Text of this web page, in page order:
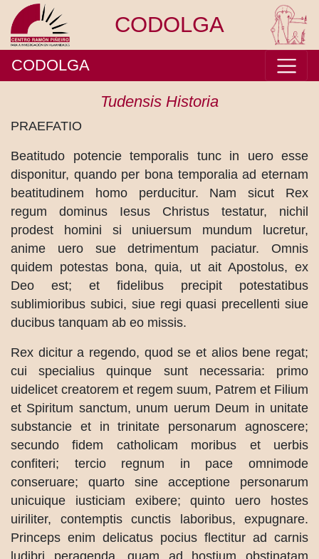
CODOLGA
CODOLGA
Tudensis Historia
PRAEFATIO
Beatitudo potencie temporalis tunc in uero esse
disponitur, quando per bona temporalia ad eternam
beatitudinem homo perducitur. Nam sicut Rex
regum dominus Iesus Christus testatur, nichil
prodest homini si uniuersum mundum lucretur,
anime uero sue detrimentum paciatur. Omnis
quidem potestas bona, quia, ut ait Apostolus, ex
Deo est; et fidelibus precipit potestatibus
sublimioribus subici, siue regi quasi precellenti siue
ducibus tanquam ab eo missis.
Rex dicitur a regendo, quod se et alios bene regat;
cui specialius quinque sunt necessaria: primo
uidelicet creatorem et regem suum, Patrem et Filium
et Spiritum sanctum, unum uerum Deum in unitate
substancie et in trinitate personarum agnoscere;
secundo fidem catholicam moribus et uerbis
confiteri; tercio regnum in pace omnimode
conseruare; quarto sine acceptione personarum
unicuique iusticiam exibere; quinto uero hostes
uiriliter, contemptis cunctis laboribus, expugnare.
Princeps enim delicatus pocius flectitur ad carnis
ludibri peragenda, quam ad hostium obstinatam